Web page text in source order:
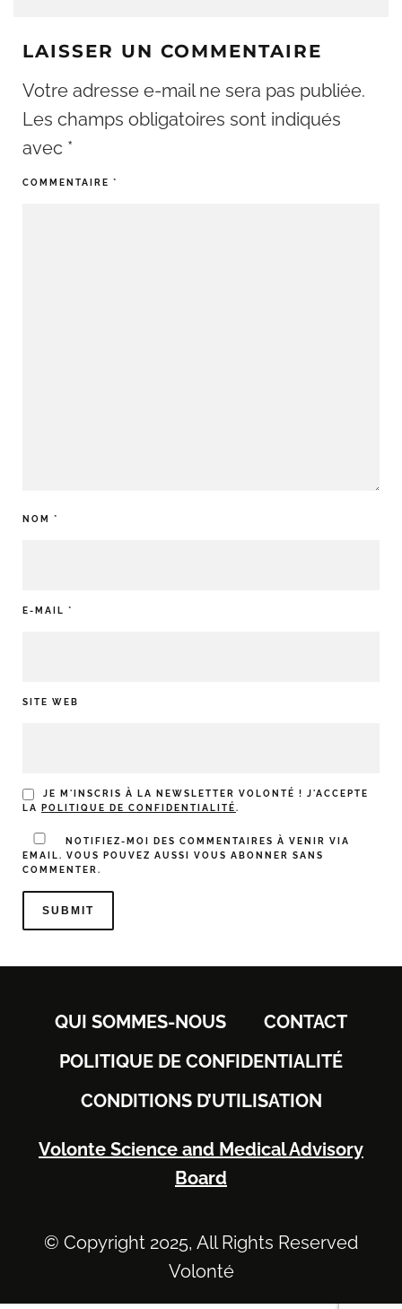
LAISSER UN COMMENTAIRE
Votre adresse e-mail ne sera pas publiée.
Les champs obligatoires sont indiqués
avec *
COMMENTAIRE *
NOM *
E-MAIL *
SITE WEB
JE M'INSCRIS À LA NEWSLETTER VOLONTÉ ! J'ACCEPTE
LA
POLITIQUE DE CONFIDENTIALITÉ.
NOTIFIEZ-MOI DES COMMENTAIRES À VENIR VIA
EMAIL. VOUS POUVEZ AUSSI VOUS ABONNER
SANS
COMMENTER.
QUI SOMMES-NOUS
CONTACT
POLITIQUE DE CONFIDENTIALITÉ
CONDITIONS D’UTILISATION
Volonte Science and Medical Advisory
Board
© Copyright 2025, All Rights Reserved
Volonté